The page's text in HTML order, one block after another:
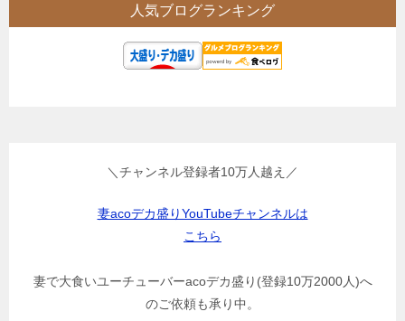
人気ブログランキング
＼チャンネル登録者10万人越え／
妻acoデカ盛りYouTubeチャンネルは
こちら
妻で大食いユーチューバーacoデカ盛り(登録10万2000人)へ
のご依頼も承り中。